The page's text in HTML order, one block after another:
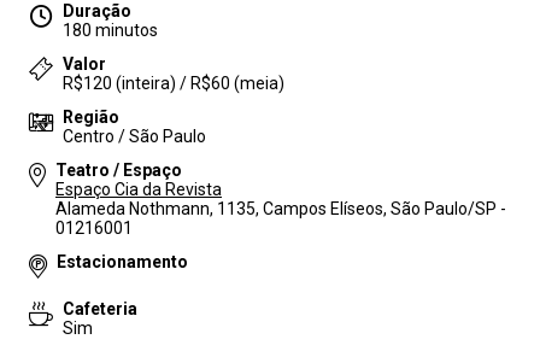
Duração
180 minutos
Valor
R$120 (inteira) / R$60 (meia)
Região
Centro / São Paulo
Teatro / Espaço
Espaço Cia da Revista
Alameda Nothmann, 1135, Campos Elíseos, São Paulo/SP -
01216001
Estacionamento
Cafeteria
Sim